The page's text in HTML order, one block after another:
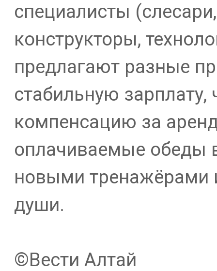
специалисты
конструкторы,
предлагают разные
стабильную зарплату,
компенсацию за
оплачиваемые обеды
новыми тренажёрами
души.
©️Вести Алтай